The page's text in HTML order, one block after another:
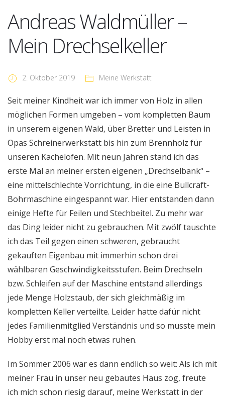
Andreas Waldmüller –
Mein Drechselkeller
2. Oktober 2019 Meine Werkstatt
Seit meiner Kindheit war ich immer von Holz in allen
möglichen Formen umgeben – vom kompletten Baum
in unserem eigenen Wald, über Bretter und Leisten in
Opas Schreinerwerkstatt bis hin zum Brennholz für
unseren Kachelofen. Mit neun Jahren stand ich das
erste Mal an meiner ersten eigenen „Drechselbank“ –
eine mittelschlechte Vorrichtung, in die eine Bullcraft-
Bohrmaschine eingespannt war. Hier entstanden dann
einige Hefte für Feilen und Stechbeitel. Zu mehr war
das Ding leider nicht zu gebrauchen. Mit zwölf tauschte
ich das Teil gegen einen schweren, gebraucht
gekauften Eigenbau mit immerhin schon drei
wählbaren Geschwindigkeitsstufen. Beim Drechseln
bzw. Schleifen auf der Maschine entstand allerdings
jede Menge Holzstaub, der sich gleichmäßig im
kompletten Keller verteilte. Leider hatte dafür nicht
jedes Familienmitglied Verständnis und so musste mein
Hobby erst mal noch etwas ruhen.
Im Sommer 2006 war es dann endlich so weit: Als ich mit
meiner Frau in unser neu gebautes Haus zog, freute
ich mich schon riesig darauf, meine Werkstatt in der